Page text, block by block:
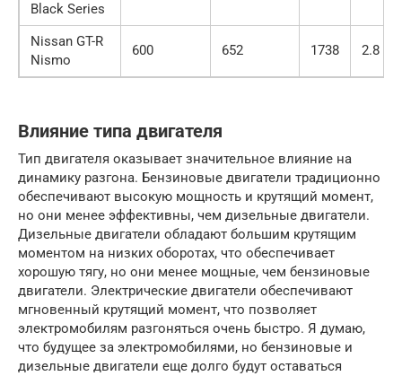
Black Series
Nissan GT-R
Nismo
600 652 1738 2.8
Влияние типа двигателя
Тип двигателя оказывает значительное влияние на
динамику разгона. Бензиновые двигатели традиционно
обеспечивают высокую мощность и крутящий момент,
но они менее эффективны, чем дизельные двигатели.
Дизельные двигатели обладают большим крутящим
моментом на низких оборотах, что обеспечивает
хорошую тягу, но они менее мощные, чем бензиновые
двигатели. Электрические двигатели обеспечивают
мгновенный крутящий момент, что позволяет
электромобилям разгоняться очень быстро. Я думаю,
что будущее за электромобилями, но бензиновые и
дизельные двигатели еще долго будут оставаться